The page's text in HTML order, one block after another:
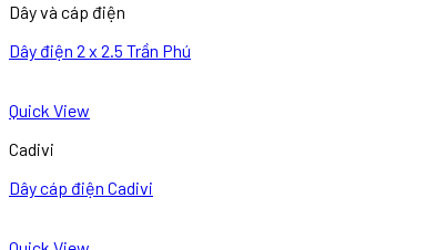
Dây và cáp điện
Dây điện 2 x 2.5 Trần Phú
Quick View
Cadivi
Dây cáp điện Cadivi